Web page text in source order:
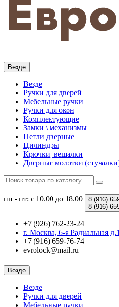
Везде
Везде
Ручки для дверей
Мебельные ручки
Ручки для окон
Комплектующие
Замки \ механизмы
Петли дверные
Цилиндры
Крючки, вешалки
Дверные молотки
пн - пт: с 10.00 до 18.00 8 (916)
8 (916)
+7 (926) 762-23-24
г. Москва, 6-я Радиальная
+7 (916) 659-76-74
evrolock@mail.ru
Везде
Везде
Ручки для дверей
Мебельные ручки